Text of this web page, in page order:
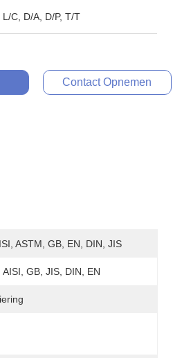
L/C, D/A, D/P, T/T
Contact Opnemen
ASTM, GB, EN, DIN, JIS
AISI, GB, JIS, DIN, EN